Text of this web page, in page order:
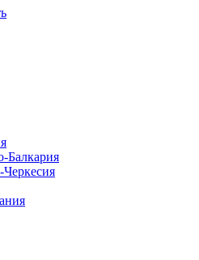
Балкария
Черкесия